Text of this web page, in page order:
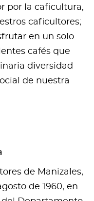
por la caficultura,
caficultores;
en un solo
cafés que
diversidad
de nuestra
de Manizales,
de 1960, en